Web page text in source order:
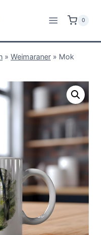
0
» Weimaraner » Mok